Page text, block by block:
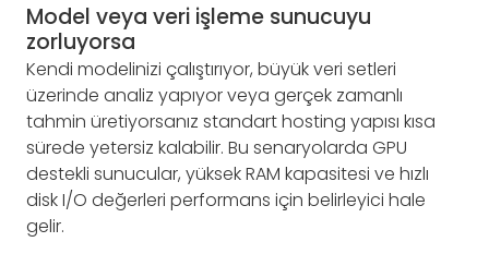
Model veya veri işleme sunucuyu
zorluyorsa
Kendi modelinizi çalıştırıyor, büyük veri setleri
üzerinde analiz yapıyor veya gerçek zamanlı
tahmin üretiyorsanız standart hosting yapısı kısa
sürede yetersiz kalabilir. Bu senaryolarda GPU
destekli sunucular, yüksek RAM kapasitesi ve hızlı
disk I/O değerleri performans için belirleyici hale
gelir.